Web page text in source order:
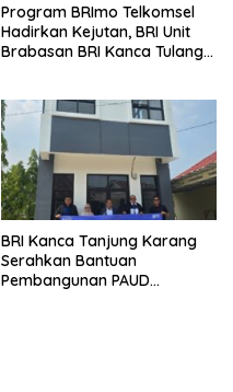
Program BRImo Telkomsel
Hadirkan Kejutan, BRI Unit
Brabasan BRI Kanca Tulang
Mesuji
BRI Kanca Tanjung Karang
Serahkan Bantuan
Pembangunan PAUD